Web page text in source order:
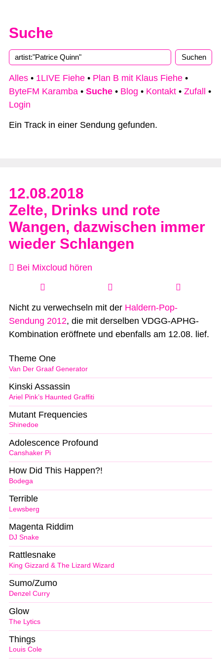
Suche
Alles • 1LIVE Fiehe • Plan B mit Klaus Fiehe •
ByteFM Karamba • Suche • Blog • Kontakt • Zufall
•
Login
Ein Track in einer Sendung gefunden.
12.08.2018
Zelte, Drinks und rote
Wangen, dazwischen immer
wieder Schlangen
Bei Mixcloud hören
Nicht zu verwechseln mit der Haldern-Pop-
Sendung 2012, die mit derselben VDGG-APHG-
Kombination eröffnete und ebenfalls am 12.08. lief.
Van Der Graaf Generator
Theme One
Ariel Pink’s Haunted Graffiti
Kinski Assassin
Shinedoe
Mutant Frequencies
Canshaker Pi
Adolescence Profound
Bodega
How Did This Happen?!
Lewsberg
Terrible
DJ Snake
Magenta Riddim
King Gizzard & The Lizard Wizard
Rattlesnake
Denzel Curry
Sumo/Zumo
The Lytics
Glow
Louis Cole
Things